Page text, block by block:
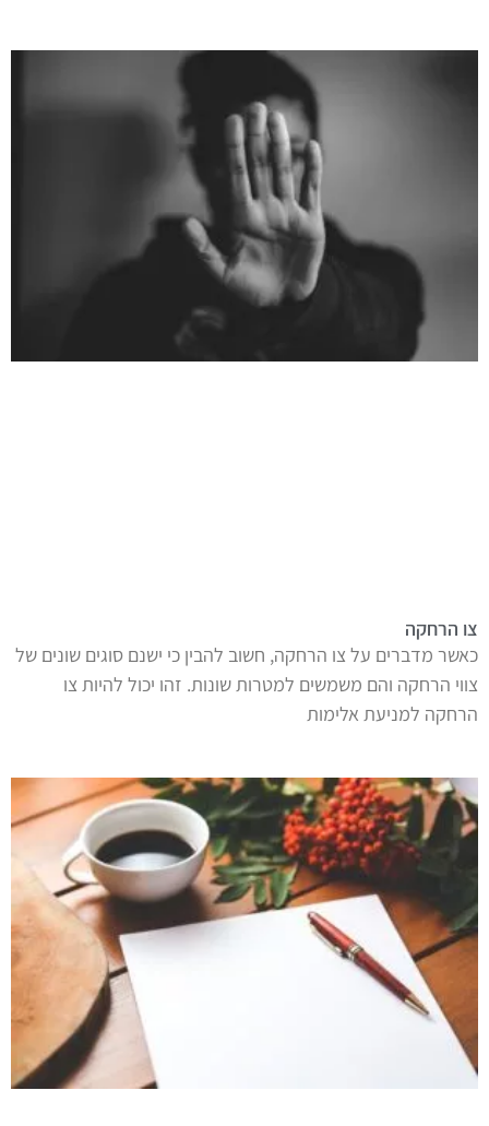
צו הרחקה
כאשר מדברים על צו הרחקה, חשוב להבין כי ישנם סוגים שונים של
צווי הרחקה והם משמשים למטרות שונות. זהו יכול להיות צו
הרחקה למניעת אלימות